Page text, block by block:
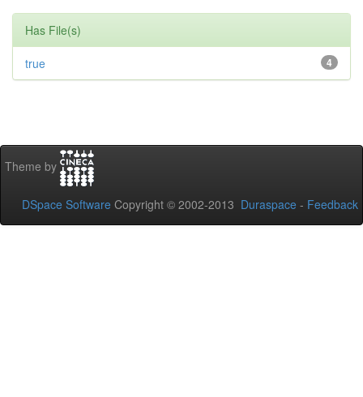
Has File(s)
4
true
Theme by
DSpace Software Copyright © 2002-2013 Duraspace - Feedback